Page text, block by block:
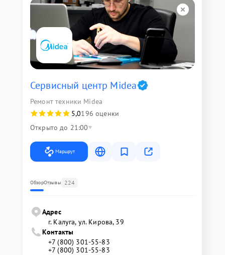
Сервисный центр Midea
Ремонт техники Midea
5,0196 оценки
Открыто до 21:00
Маршрут
ОбзорОтзывы 224
Адрес
г. Калуга, ул. Кирова, 39
Контакты
+7 (800) 301-55-83
+7 (800) 301-55-83